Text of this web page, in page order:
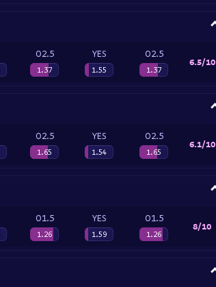
O2.5
1.37
YES
1.55
O2.5
1.37
6.5/10
O2.5
1.65
YES
1.54
O2.5
1.65
6.1/10
O1.5
1.26
YES
1.59
O1.5
1.26
8/10